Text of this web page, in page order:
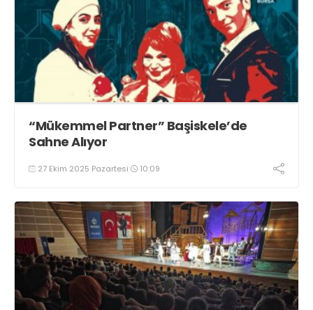
“Mükemmel Partner” Başiskele’de
Sahne Alıyor
27 Ekim 2025 Pazartesi 10:09